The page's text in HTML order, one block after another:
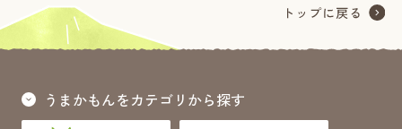
うまかもんをカテゴリから探す